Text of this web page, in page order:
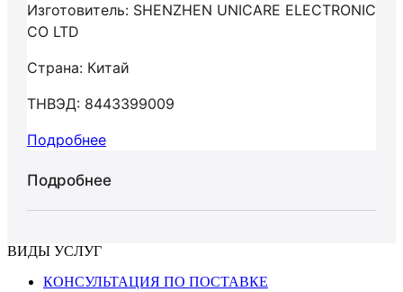
Изготовитель: SHENZHEN UNICARE ELECTRONIC
CO LTD
Страна: Китай
ТНВЭД: 8443399009
Подробнее
Подробнее
ВИДЫ УСЛУГ
КОНСУЛЬТАЦИЯ ПО ПОСТАВКЕ